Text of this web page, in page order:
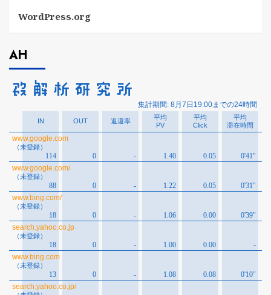
WordPress.org
AH